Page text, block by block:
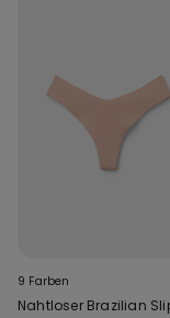
9 Farben
Nahtloser Brazilian